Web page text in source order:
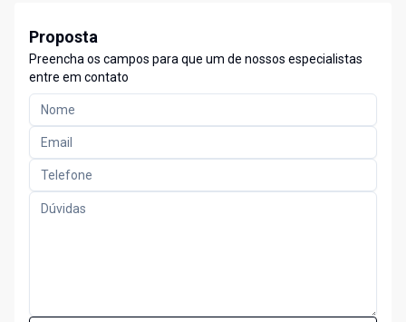
Proposta
Preencha os campos para que um de nossos especialistas
entre em contato